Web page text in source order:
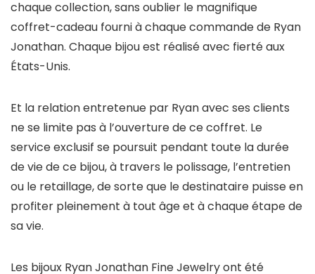
chaque collection, sans oublier le magnifique
coffret-cadeau fourni à chaque commande de Ryan
Jonathan. Chaque bijou est réalisé avec fierté aux
États-Unis.
Et la relation entretenue par Ryan avec ses clients
ne se limite pas à l’ouverture de ce coffret. Le
service exclusif se poursuit pendant toute la durée
de vie de ce bijou, à travers le polissage, l’entretien
ou le retaillage, de sorte que le destinataire puisse en
profiter pleinement à tout âge et à chaque étape de
sa vie.
Les bijoux Ryan Jonathan Fine Jewelryont été